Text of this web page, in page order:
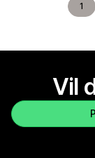
1
Vil